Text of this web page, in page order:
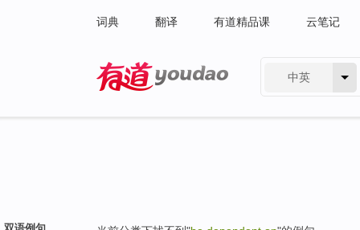
词典 翻译 有道精品课 云笔记
中英